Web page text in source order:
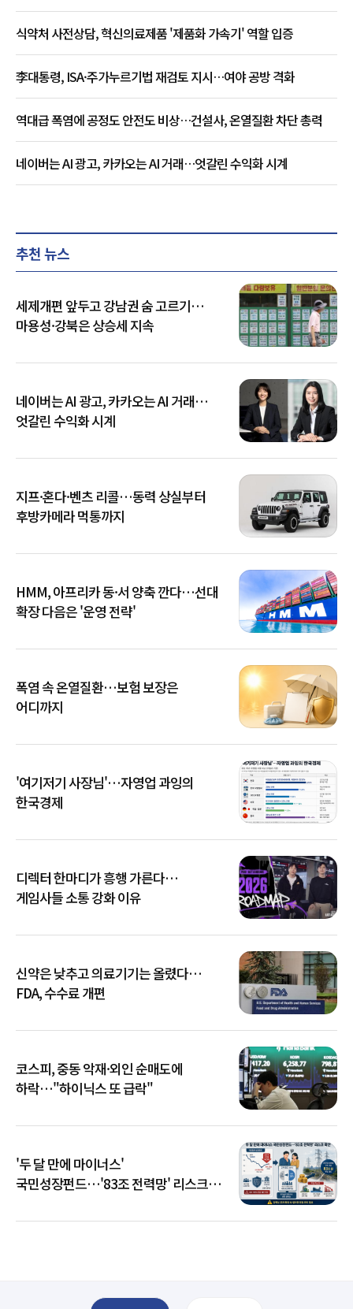
식약처 사전상담, 혁신의료제품 '제품화 가속기' 역할 입증
李대통령, ISA·주가누르기법 재검토 지시…여야 공방 격화
역대급 폭염에 공정도 안전도 비상…건설사, 온열질환 차단 총력
네이버는 AI 광고, 카카오는 AI 거래…엇갈린 수익화 시계
추천 뉴스
세제개편 앞두고 강남권 숨 고르기…
마용성·강북은 상승세 지속
네이버는 AI 광고, 카카오는 AI 거래…
엇갈린 수익화 시계
지프·혼다·벤츠 리콜…동력 상실부터
후방카메라 먹통까지
HMM, 아프리카 동·서 양축 깐다…선대
확장 다음은 '운영 전략'
폭염 속 온열질환…보험 보장은
어디까지
'여기저기 사장님'…자영업 과잉의
한국경제
디렉터 한마디가 흥행 가른다…
게임사들 소통 강화 이유
신약은 낮추고 의료기기는 올렸다…
FDA, 수수료 개편
코스피, 중동 악재·외인 순매도에
하락…"하이닉스 또 급락"
'두 달 만에 마이너스'
국민성장펀드…'83조 전력망' 리스크